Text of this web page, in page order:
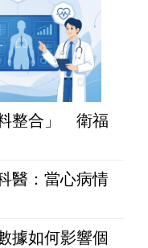
整合」 衛福
醫：當心病情
據如何影響個